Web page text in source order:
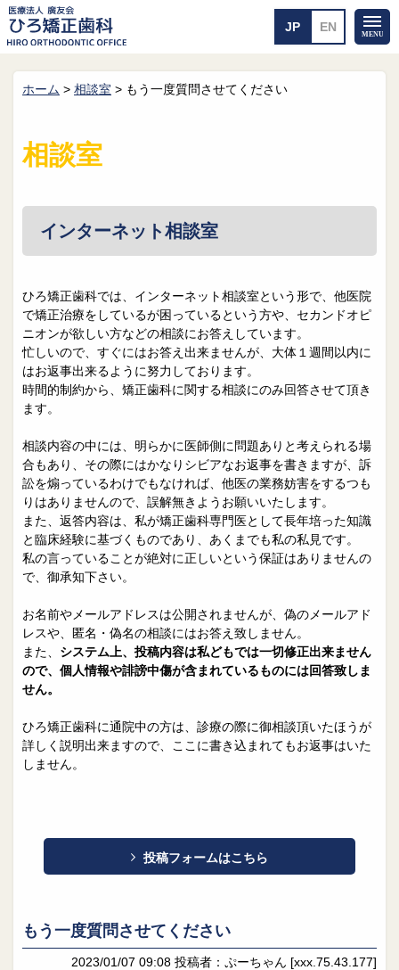
ホーム 矯正治療について
院長紹介
メール送信 相談室
皆さんの声 求人
院長日誌 治療相談
スタッフブログ サイトマップ
0263-54-6622
MAILはこちら
ホーム > 相談室 > もう一度質問させてください
相談室
インターネット相談室
ひろ矯正歯科では、インターネット相談室という形で、他医院
で矯正治療をしているが困っているという方や、セカンドオピ
ニオンが欲しい方などの相談にお答えしています。
忙しいので、すぐにはお答え出来ませんが、大体１週間以内に
はお返事出来るように努力しております。
時間的制約から、矯正歯科に関する相談にのみ回答させて頂き
ます。
相談内容の中には、明らかに医師側に問題ありと考えられる場
合もあり、その際にはかなりシビアなお返事を書きますが、訴
訟を煽っているわけでもなければ、他医の業務妨害をするつも
りはありませんので、誤解無きようお願いいたします。
また、返答内容は、私が矯正歯科専門医として長年培った知識
と臨床経験に基づくものであり、あくまでも私の私見です。
私の言っていることが絶対に正しいという保証はありませんの
で、御承知下さい。
お名前やメールアドレスは公開されませんが、偽のメールアド
レスや、匿名・偽名の相談にはお答え致しません。
また、 システム上、投稿内容は私どもでは一切修正出来ません
ので、個人情報や誹謗中傷が含まれているものには回答致しま
せん。
ひろ矯正歯科に通院中の方は、診療の際に御相談頂いたほうが
詳しく説明出来ますので、ここに書き込まれてもお返事はいた
しません。
投稿フォームはこちら
もう一度質問させてください
2023/01/07 09:08 投稿者：ぷーちゃん [xxx.75.43.177]